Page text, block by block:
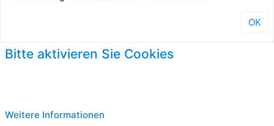
OK
Bitte aktivieren Sie Cookies
Weitere Informationen